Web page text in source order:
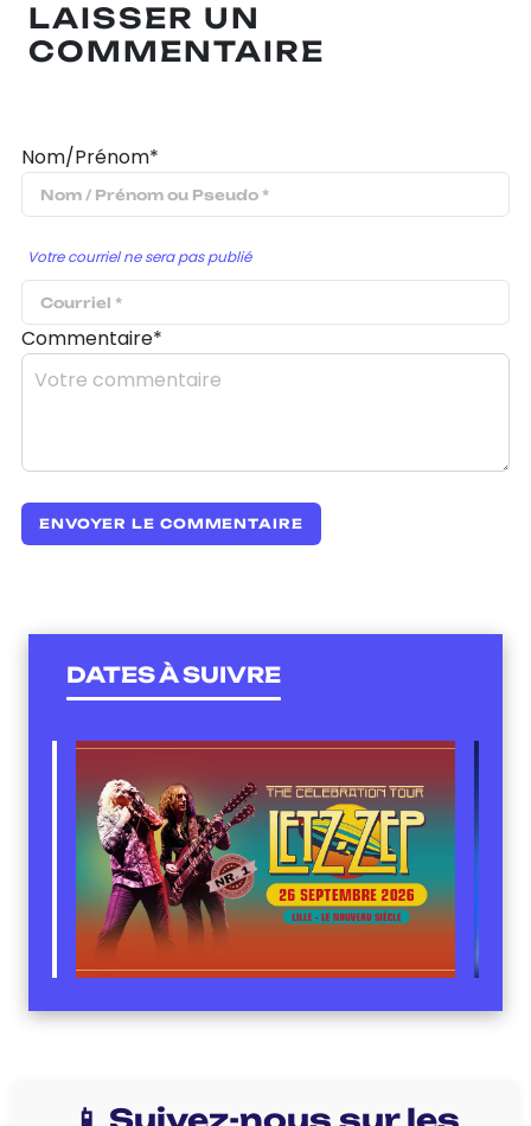
LAISSER UN
COMMENTAIRE
Nom/Prénom*
Votre courriel ne sera pas publié
Commentaire*
DATES À SUIVRE